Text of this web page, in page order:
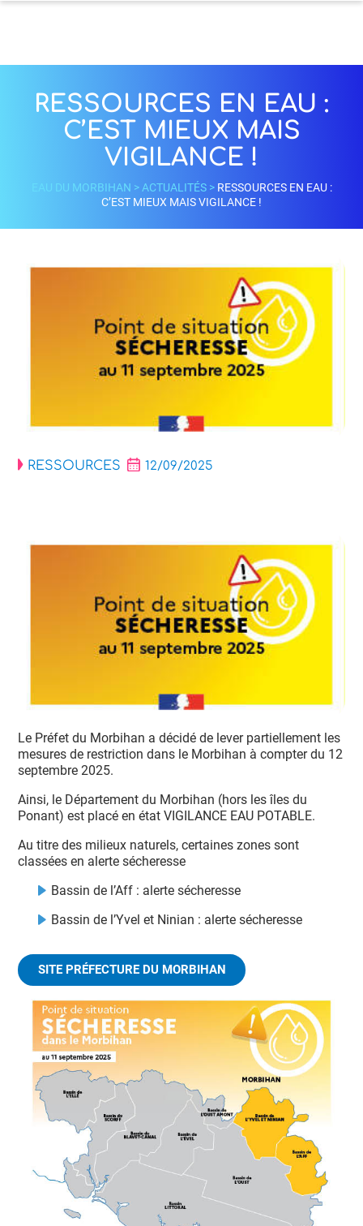
RESSOURCES EN EAU :
C’EST MIEUX MAIS
VIGILANCE !
EAU DU MORBIHAN > ACTUALITÉS> RESSOURCES EN EAU :
C’EST MIEUX MAIS VIGILANCE !
RESSOURCES 12/09/2025
Le Préfet du Morbihan a décidé de lever partiellement les
mesures de restriction dans le Morbihan à compter du 12
septembre 2025.
Ainsi, le Département du Morbihan (hors les îles du
Ponant) est placé en état VIGILANCE EAU POTABLE.
Au titre des milieux naturels, certaines zones sont
classées en alerte sécheresse
Bassin de l’Aff : alerte sécheresse
Bassin de l’Yvel et Ninian : alerte sécheresse
SITE PRÉFECTURE DU MORBIHAN